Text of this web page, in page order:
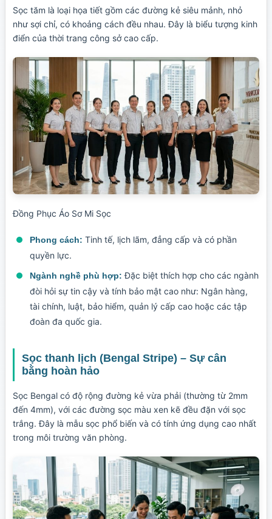
Sọc tăm là loại họa tiết gồm các đường kẻ siêu mảnh, nhỏ
như sợi chỉ, có khoảng cách đều nhau. Đây là biểu tượng kinh
điển của thời trang công sở cao cấp.
Đồng Phục Áo Sơ Mi Sọc
Phong cách: Tinh tế, lịch lãm, đẳng cấp và có phần
quyền lực.
Ngành nghề phù hợp: Đặc biệt thích hợp cho các ngành
đòi hỏi sự tin cậy và tính bảo mật cao như: Ngân hàng,
tài chính, luật, bảo hiểm, quản lý cấp cao hoặc các tập
đoàn đa quốc gia.
Sọc thanh lịch (Bengal Stripe) – Sự cân
bằng hoàn hảo
Sọc Bengal có độ rộng đường kẻ vừa phải (thường từ 2mm
đến 4mm), với các đường sọc màu xen kẽ đều đặn với sọc
trắng. Đây là mẫu sọc phổ biến và có tính ứng dụng cao nhất
trong môi trường văn phòng.